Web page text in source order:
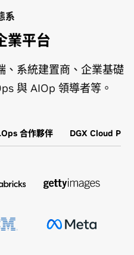
系
業平台
、系統建置商、企業基礎
與 AIOp 領導者等。
合作夥伴 DGX Cloud